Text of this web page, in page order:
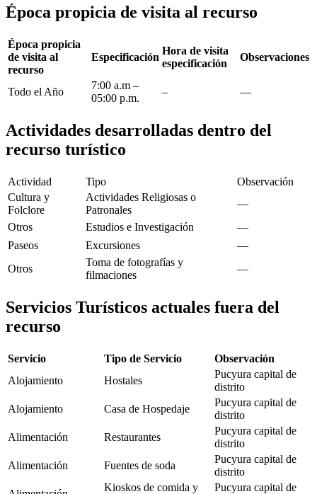
Época propicia de visita al recurso
Época propicia
de visita al
recurso
Especificación
Hora de visita
especificación
Observaciones
Todo el Año
7:00 a.m –
05:00 p.m.
– —
Actividades desarrolladas dentro del
recurso turístico
Actividad Tipo
Observación
Cultura y
Folclore
Actividades Religiosas o
Patronales
—
Otros
Estudios e Investigación
—
Paseos
Excursiones
—
Otros
Toma de fotografías y
filmaciones
—
Servicios Turísticos actuales fuera del
recurso
Servicio Tipo de Servicio
Observación
Alojamiento
Hostales
Pucyura capital de
distrito
Alojamiento
Casa de Hospedaje
Pucyura capital de
distrito
Alimentación
Restaurantes
Pucyura capital de
distrito
Alimentación
Fuentes de soda
Pucyura capital de
distrito
Kioskos de comida y
Pucyura capital de